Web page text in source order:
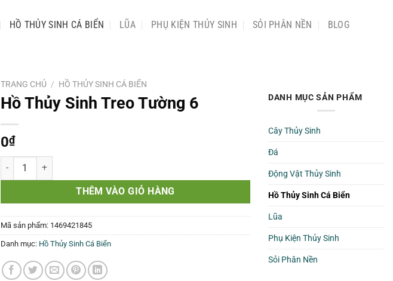
HỒ THỦY SINH CÁ BIỂN LŨA PHỤ KIỆN THỦY SINH SỎI PHÂN NỀN BLOG
TRANG CHỦ / HỒ THỦY SINH CÁ BIỂN
Hồ Thủy Sinh Treo Tường 6
0₫
Hồ Thủy Sinh Treo Tường 6 số lượng
THÊM VÀO GIỎ HÀNG
Mã sản phẩm: 1469421845
Danh mục: Hồ Thủy Sinh Cá Biển
DANH MỤC SẢN PHẨM
Cây Thủy Sinh
Đá
Động Vật Thủy Sinh
Hồ Thủy Sinh Cá Biển
Lũa
Phụ Kiện Thủy Sinh
Sỏi Phân Nền